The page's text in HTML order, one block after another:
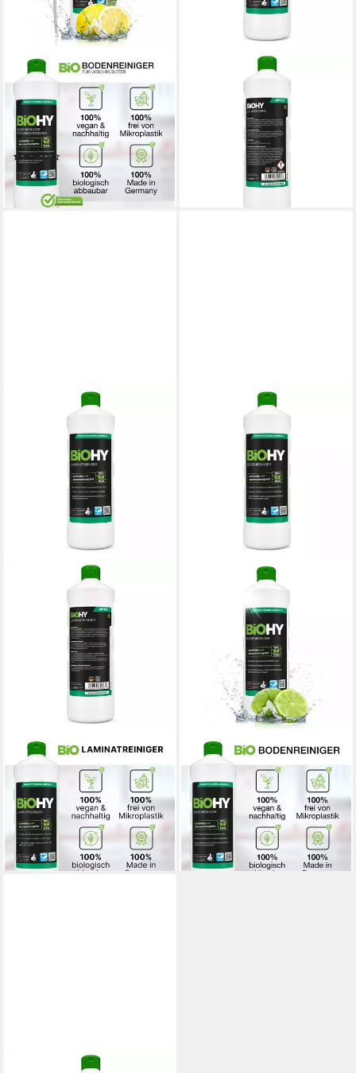
BIOHY
Bodenreiniger für
Wischroboter 1 x 1 Liter
Flasche + Dosierer
Fussbodenreiniger (1-St)
(2)
ab 18,07 €
lieferbar - in 2-3 Werktagen bei dir
Schmierseife 3er Pack (3 x 1
Liter Flasche) Vinyl- und
Designbodenreiniger (3-St)
(10,54 €/ 1 l)
lieferbar - in 2-3 Werktagen bei dir
BIOHY
Laminatreiniger 1 x 1 Liter
Flasche Vinyl- und
Designbodenreiniger (1-St)
ab 18,15 €
(18,15 €/ 1 l)
lieferbar - in 2-3 Werktagen bei dir
BIOHY
Bodenreiniger 1 x 1 Liter
Flasche Fussbodenreiniger (1-
St)
ab 18,57 €
(18,57 €/ 1 l)
lieferbar - in 2-3 Werktagen bei dir